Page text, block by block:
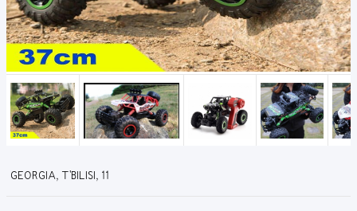
GEORGIA, T'BILISI, 11